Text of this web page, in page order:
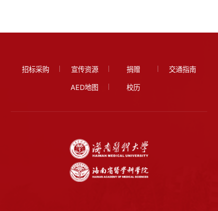
招标采购 宣传资源 捐赠 交通指南
AED地图 校历